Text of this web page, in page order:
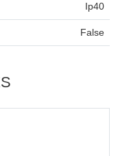
Ip40
False